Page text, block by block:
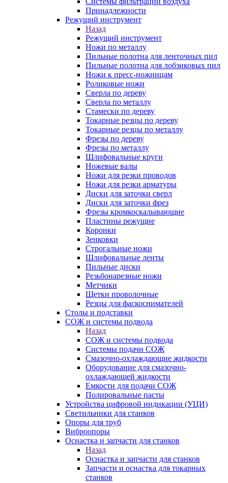
Принадлежности
Режущий инструмент
Назад
Режущий инструмент
Ножи по металлу
Пильные полотна для ленточных пил
Пильные полотна для лобзиковых пил
Ножи к пресс-ножницам
Роликовые ножи
Сверла по дереву
Сверла по металлу
Стамески по дереву
Токарные резцы по дереву
Токарные резцы по металлу
Фрезы по дереву
Фрезы по металлу
Шлифовальные круги
Ножевые валы
Ножи для резки проводов
Ножи для резки арматуры
Диски для заточки сверл
Диски для заточки фрез
Фрезы кромкоскалывающие
Пластины режущие
Коронки
Зенковки
Строгальные ножи
Шлифовальные ленты
Пильные диски
Резьбонарезные ножи
Метчики
Щетки проволочные
Резцы для фаскоснимателей
Столы и подставки
СОЖ и системы подвода
Назад
СОЖ и системы подвода
Системы подачи СОЖ
Смазочно-охлаждающие жидкости
Оборудование для смазочно-
охлаждающей жидкости
Емкости для подачи СОЖ
Полировальные пасты
Устройства цифровой индикации (УЦИ)
Светильники для станков
Опоры для труб
Виброопоры
Оснастка и запчасти для станков
Назад
Оснастка и запчасти для станков
Запчасти и оснастка для токарных
станков